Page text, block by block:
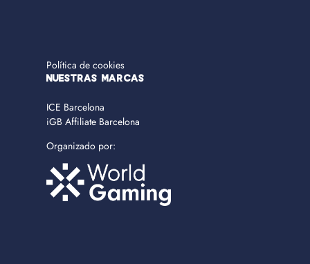
Política de cookies
NUESTRAS MARCAS
ICE Barcelona
iGB Affiliate Barcelona
Organizado por: